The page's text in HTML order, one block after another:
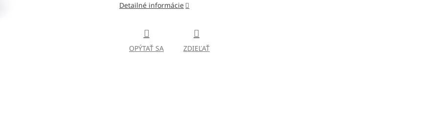
Detailné informácie
OPÝTAŤ SA ZDIEĽAŤ